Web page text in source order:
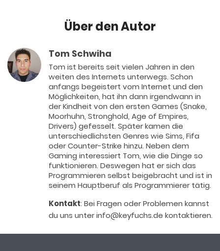
Über den Autor
Tom Schwiha
Tom ist bereits seit vielen Jahren in den
weiten des Internets unterwegs. Schon
anfangs begeistert vom Internet und den
Möglichkeiten, hat ihn dann irgendwann in
der Kindheit von den ersten Games (Snake,
Moorhuhn, Stronghold, Age of Empires,
Drivers) gefesselt. Später kamen die
unterschiedlichsten Genres wie Sims, Fifa
oder Counter-Strike hinzu. Neben dem
Gaming interessiert Tom, wie die Dinge so
funktionieren. Deswegen hat er sich das
Programmieren selbst beigebracht und ist in
seinem Hauptberuf als Programmierer tätig.
Kontakt: Bei Fragen oder Problemen kannst
du uns unter info@keyfuchs.de kontaktieren.